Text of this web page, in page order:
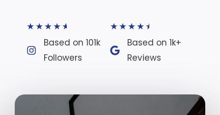
★★★★★
Based on 101k
Followers​
★★★★★
Based on 1k+
Reviews​